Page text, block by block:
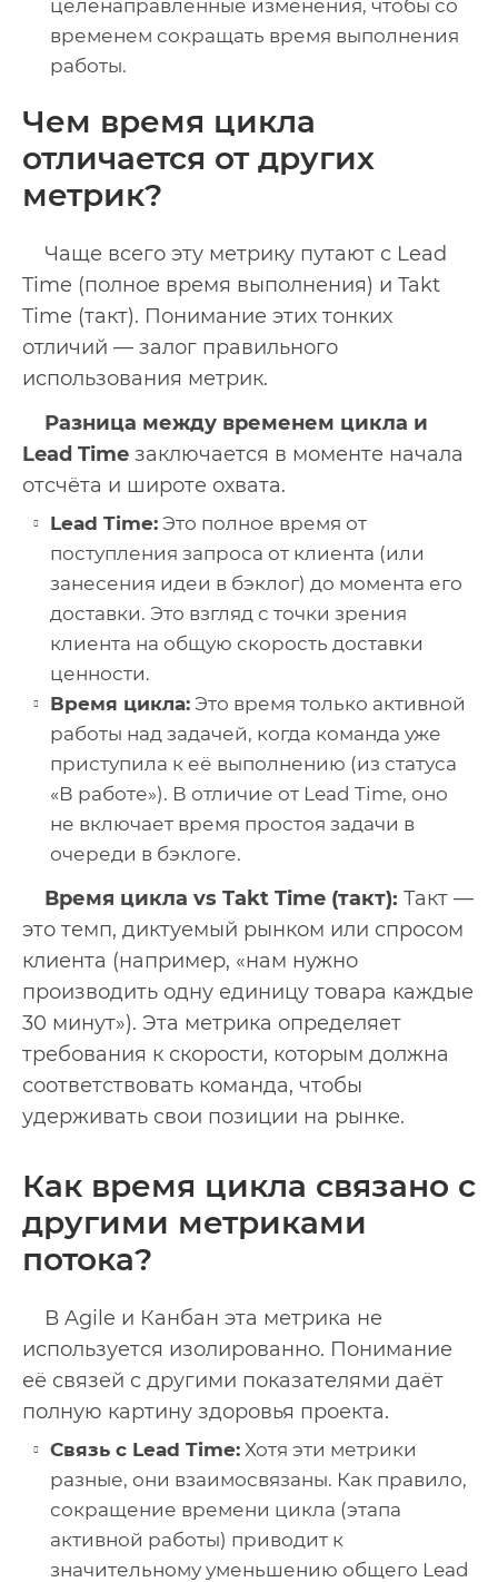
целенаправленные изменения, чтобы со
временем сокращать время выполнения
работы.
Чем время цикла
отличается от других
метрик?
Чаще всего эту метрику путают с Lead
Time (полное время выполнения) и Takt
Time (такт). Понимание этих тонких
отличий — залог правильного
использования метрик.
Разница между временем цикла и
Lead Time заключается в моменте начала
отсчёта и широте охвата.
Lead Time: Это полное время от
поступления запроса от клиента (или
занесения идеи в бэклог) до момента его
доставки. Это взгляд с точки зрения
клиента на общую скорость доставки
ценности.
Время цикла: Это время только активной
работы над задачей, когда команда уже
приступила к её выполнению (из статуса
«В работе»). В отличие от Lead Time, оно
не включает время простоя задачи в
очереди в бэклоге.
Время цикла vs Takt Time (такт): Такт —
это темп, диктуемый рынком или спросом
клиента (например, «нам нужно
производить одну единицу товара каждые
30 минут»). Эта метрика определяет
требования к скорости, которым должна
соответствовать команда, чтобы
удерживать свои позиции на рынке.
Как время цикла связано с
другими метриками
потока?
В Agile и Канбан эта метрика не
используется изолированно. Понимание
её связей с другими показателями даёт
полную картину здоровья проекта.
Связь с Lead Time: Хотя эти метрики
разные, они взаимосвязаны. Как правило,
сокращение времени цикла (этапа
активной работы) приводит к
значительному уменьшению общего Lead